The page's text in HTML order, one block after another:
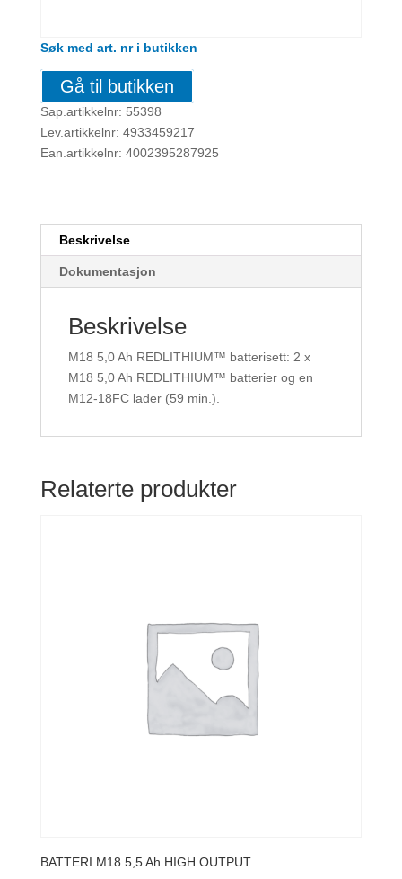
Søk med art. nr i butikken
Gå til butikken
Sap.artikkelnr: 55398
Lev.artikkelnr: 4933459217
Ean.artikkelnr: 4002395287925
Beskrivelse
Dokumentasjon
Beskrivelse
M18 5,0 Ah REDLITHIUM™ batterisett: 2 x
M18 5,0 Ah REDLITHIUM™ batterier og en
M12-18FC lader (59 min.).
Relaterte produkter
BATTERI M18 5,5 Ah HIGH OUTPUT